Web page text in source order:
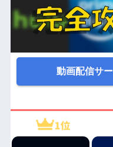
動画配信サ